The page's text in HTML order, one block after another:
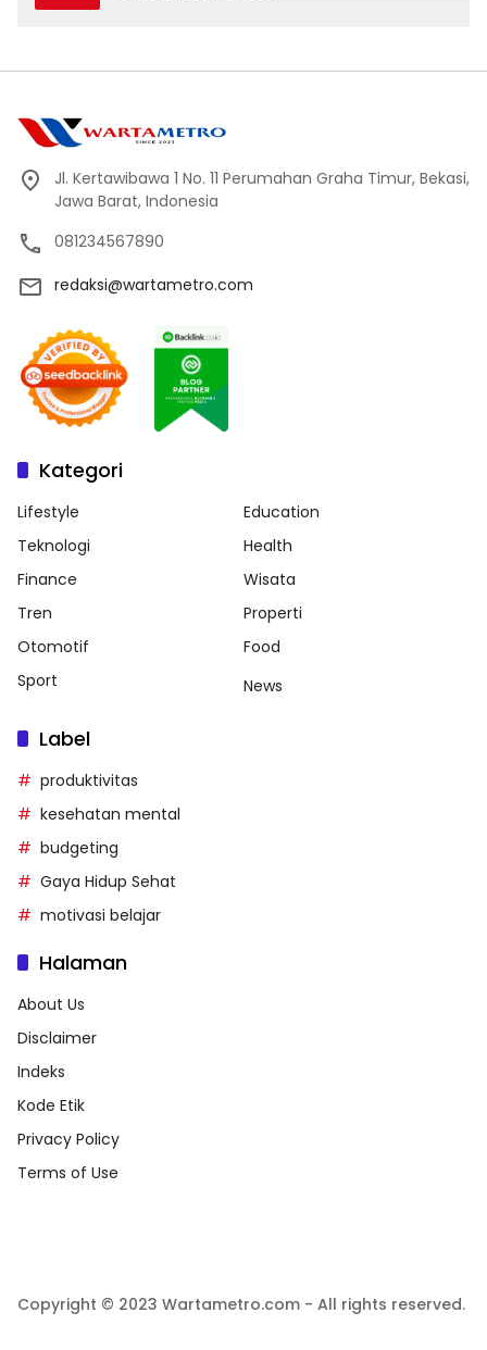
Jl. Kertawibawa 1 No. 11 Perumahan Graha Timur, Bekasi,
Jawa Barat, Indonesia
081234567890
redaksi@wartametro.com
Kategori
Lifestyle
Education
Teknologi
Health
Finance
Wisata
Tren
Properti
Otomotif
Food
Sport
News
Label
produktivitas
kesehatan mental
budgeting
Gaya Hidup Sehat
motivasi belajar
Halaman
About Us
Disclaimer
Indeks
Kode Etik
Privacy Policy
Terms of Use
Copyright © 2023 Wartametro.com - All rights reserved.